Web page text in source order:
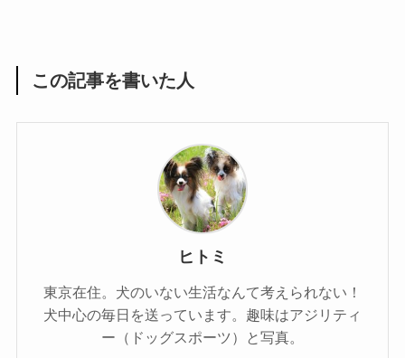
この記事を書いた人
ヒトミ
東京在住。犬のいない生活なんて考えられない！
犬中心の毎日を送っています。趣味はアジリティ
ー（ドッグスポーツ）と写真。